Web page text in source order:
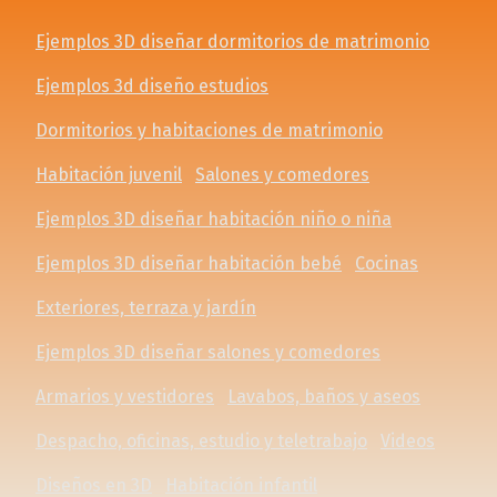
Ejemplos 3D diseñar dormitorios de matrimonio
Ejemplos 3d diseño estudios
Dormitorios y habitaciones de matrimonio
Habitación juvenil Salones y comedores
Ejemplos 3D diseñar habitación niño o niña
Ejemplos 3D diseñar habitación bebé Cocinas
Exteriores, terraza y jardín
Ejemplos 3D diseñar salones y comedores
Armarios y vestidores Lavabos, baños y aseos
Despacho, oficinas, estudio y teletrabajo Videos
Diseños en 3D Habitación infantil